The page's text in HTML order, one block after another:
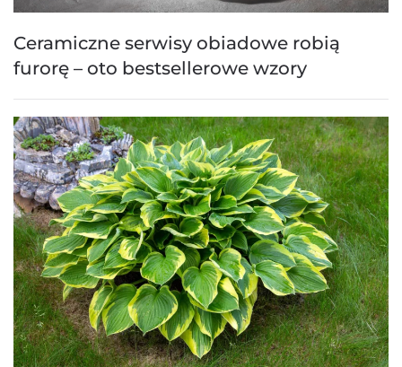
Ceramiczne serwisy obiadowe robią
furorę – oto bestsellerowe wzory